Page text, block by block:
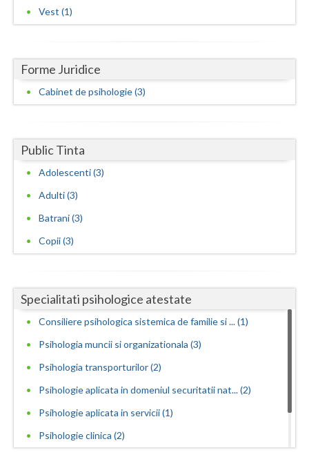
Vest (1)
Forme Juridice
Cabinet de psihologie (3)
Public Tinta
Adolescenti (3)
Adulti (3)
Batrani (3)
Copii (3)
Specialitati psihologice atestate
Consiliere psihologica sistemica de familie si ... (1)
Psihologia muncii si organizationala (3)
Psihologia transporturilor (2)
Psihologie aplicata in domeniul securitatii nat... (2)
Psihologie aplicata in servicii (1)
Psihologie clinica (2)